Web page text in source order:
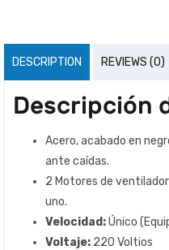
DESCRIPTION REVIEWS (0)
Descripción
Acero, acabado en
ante caídas.
2 Motores de
uno.
Velocidad:Único
Voltaje: 220 Voltios